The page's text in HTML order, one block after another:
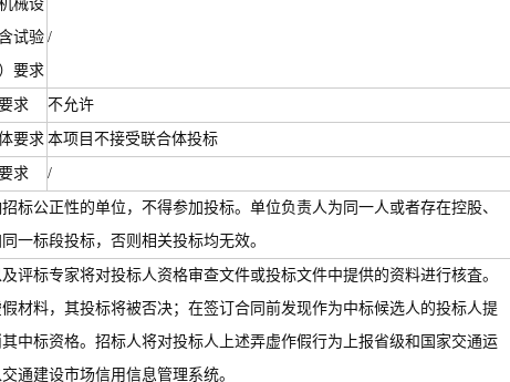
械设
试验
要求
/
求 不允许
要求 本项目不接受联合体投标
求 /
标公正性的单位，不得参加投标。单位负责人为同一人或者存在控股、
一标段投标，否则相关投标均无效。
评标专家将对投标人资格审查文件或投标文件中提供的资料进行核査。
材料，其投标将被否决；在签订合同前发现作为中标候选人的投标人提
中标资格。招标人将对投标人上述弄虚作假行为上报省级和国家交通运
通建设市场信用信息管理系统。